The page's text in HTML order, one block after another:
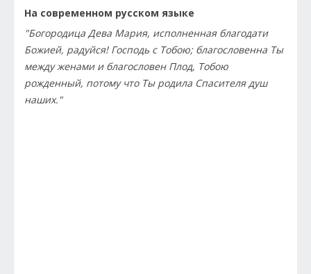
На современном русском языке
"Богородица Дева Мария, исполненная благодати
Божией, радуйся! Господь с Тобою; благословенна Ты
между женами и благословен Плод, Тобою
рожденный, потому что Ты родила Спасителя душ
наших."